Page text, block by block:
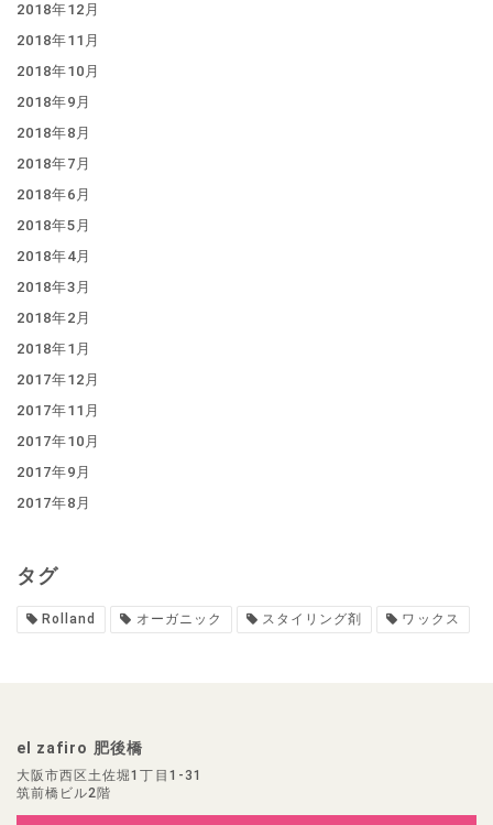
2018年12月
2018年11月
2018年10月
2018年9月
2018年8月
2018年7月
2018年6月
2018年5月
2018年4月
2018年3月
2018年2月
2018年1月
2017年12月
2017年11月
2017年10月
2017年9月
2017年8月
タグ
Rolland オーガニック スタイリング剤 ワックス
el zafiro 肥後橋
大阪市西区土佐堀1丁目1-31
筑前橋ビル2階